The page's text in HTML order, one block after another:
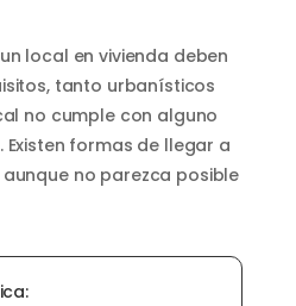
local en vivienda deben
tanto urbanísticos
no cumple con alguno
formas de llegar a
no parezca posible